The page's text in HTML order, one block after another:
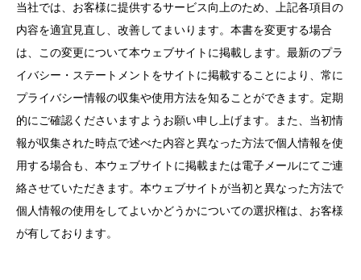
当社では、お客様に提供するサービス向上のため、上記各項目の
内容を適宜見直し、改善してまいります。本書を変更する場合
は、この変更について本ウェブサイトに掲載します。最新のプラ
イバシー・ステートメントをサイトに掲載することにより、常に
プライバシー情報の収集や使用方法を知ることができます。定期
的にご確認くださいますようお願い申し上げます。また、当初情
報が収集された時点で述べた内容と異なった方法で個人情報を使
用する場合も、本ウェブサイトに掲載または電子メールにてご連
絡させていただきます。本ウェブサイトが当初と異なった方法で
個人情報の使用をしてよいかどうかについての選択権は、お客様
が有しております。